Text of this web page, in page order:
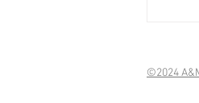
を構
​©2024